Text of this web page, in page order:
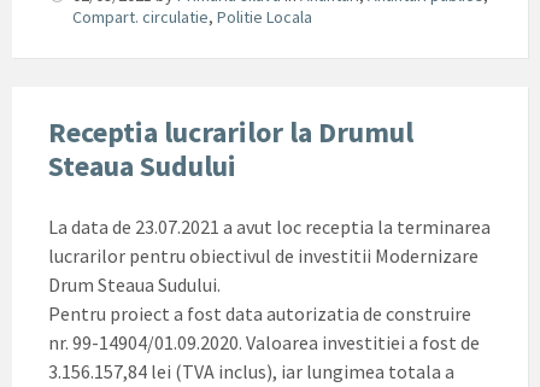
Compart. circulatie, Politie Locala
Receptia lucrarilor la Drumul
Steaua Sudului
La data de 23.07.2021 a avut loc receptia la terminarea
lucrarilor pentru obiectivul de investitii Modernizare
Drum Steaua Sudului.
Pentru proiect a fost data autorizatia de construire
nr. 99-14904/01.09.2020. Valoarea investitiei a fost de
3.156.157,84 lei (TVA inclus), iar lungimea totala a